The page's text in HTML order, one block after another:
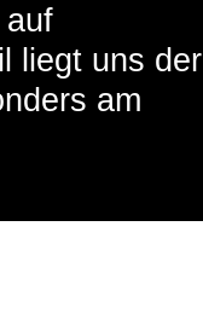
auf
liegt uns der
am